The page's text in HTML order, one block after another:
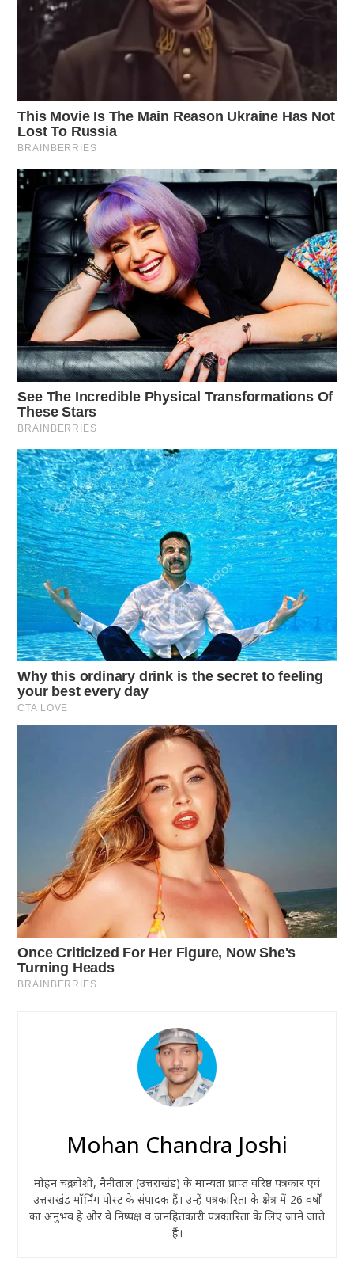
Mohan Chandra Joshi
मोहन चंद्र जोशी, नैनीताल (उत्तराखंड) के मान्यता प्राप्त वरिष्ठ पत्रकार एवं
उत्तराखंड मॉर्निंग पोस्ट के संपादक हैं। उन्हें पत्रकारिता के क्षेत्र में 26 वर्षों
का अनुभव है और वे निष्पक्ष व जनहितकारी पत्रकारिता के लिए जाने जाते
हैं।